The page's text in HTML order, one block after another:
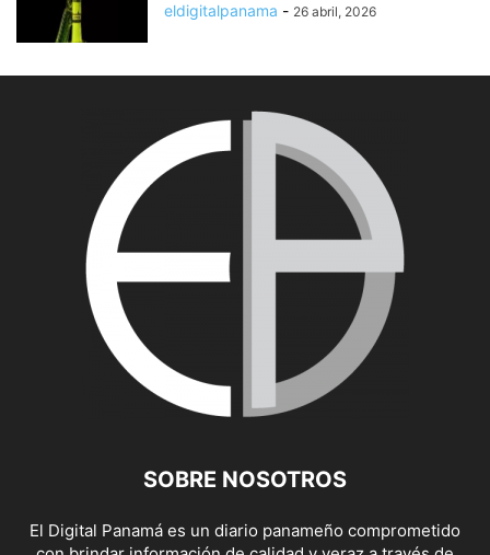
eldigitalpanama - 26 abril, 2026
SOBRE NOSOTROS
El Digital Panamá es un diario panameño comprometido